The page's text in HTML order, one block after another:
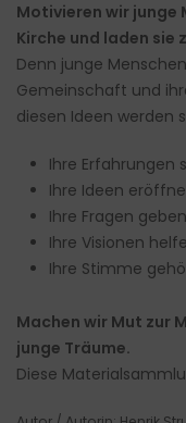
Motivieren wir junge
Kirche und laden sie
Denn junge
Gemeinschaft und
diesen Ideen werden
Ihre Erfahrungen
Ihre Ideen
Ihre Fragen
Ihre Visionen
Ihre Stimme
Machen wir Mut zur
junge Träume.
Diese